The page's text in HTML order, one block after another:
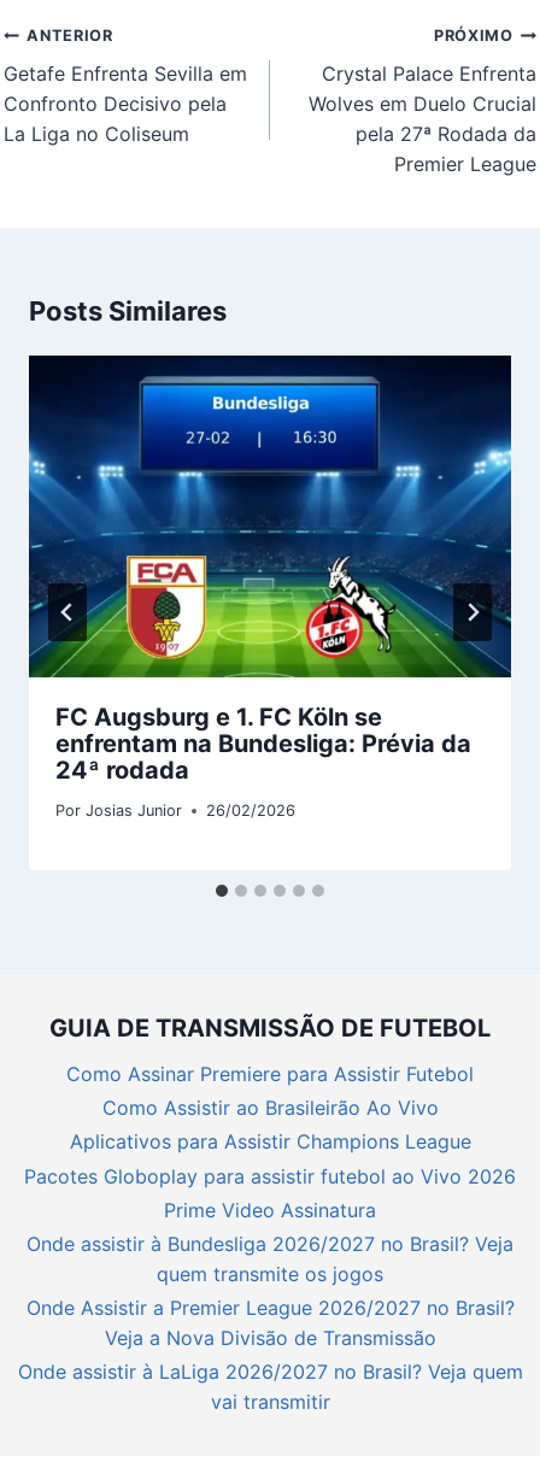
Navegação
de
Post
ANTERIOR
Getafe Enfrenta Sevilla em
Confronto Decisivo pela
La Liga no Coliseum
PRÓXIMO
Crystal Palace Enfrenta
Wolves em Duelo Crucial
pela 27ª Rodada da
Premier League
Posts Similares
FC Augsburg e 1. FC Köln se
enfrentam na Bundesliga: Prévia da
24ª rodada
Por Josias Junior 26/02/2026
GUIA DE TRANSMISSÃO DE FUTEBOL
Como Assinar Premiere para Assistir Futebol
Como Assistir ao Brasileirão Ao Vivo
Aplicativos para Assistir Champions League
Pacotes Globoplay para assistir futebol ao Vivo 2026
Prime Video Assinatura
Onde assistir à Bundesliga 2026/2027 no Brasil? Veja
quem transmite os jogos
Onde Assistir a Premier League 2026/2027 no Brasil?
Veja a Nova Divisão de Transmissão
Onde assistir à LaLiga 2026/2027 no Brasil? Veja quem
vai transmitir